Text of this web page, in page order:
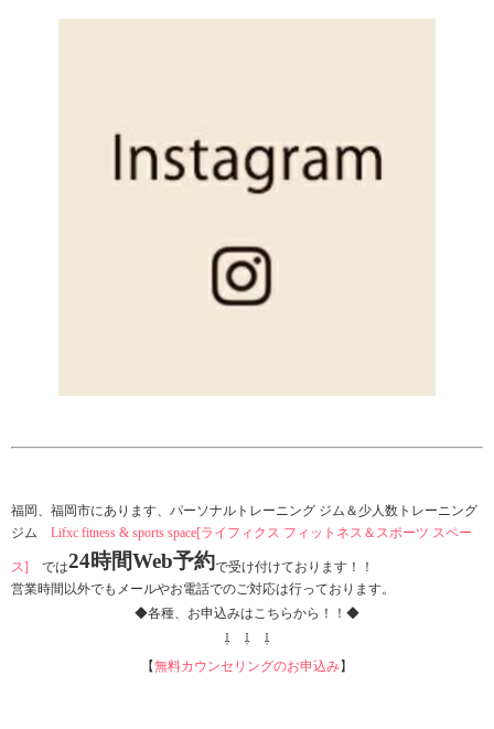
福岡、福岡市にあります、パーソナルトレーニング ジム＆少人数トレーニング
ジム Lifxc fitness & sports space[ライフィクス フィットネス＆スポーツ スペー
ス] では24時間Web予約で受け付けております！！
営業時間以外でもメールやお電話でのご対応は行っております。
◆各種、お申込みはこちらから！！◆
⇩ ⇩ ⇩
【無料カウンセリングのお申込み】